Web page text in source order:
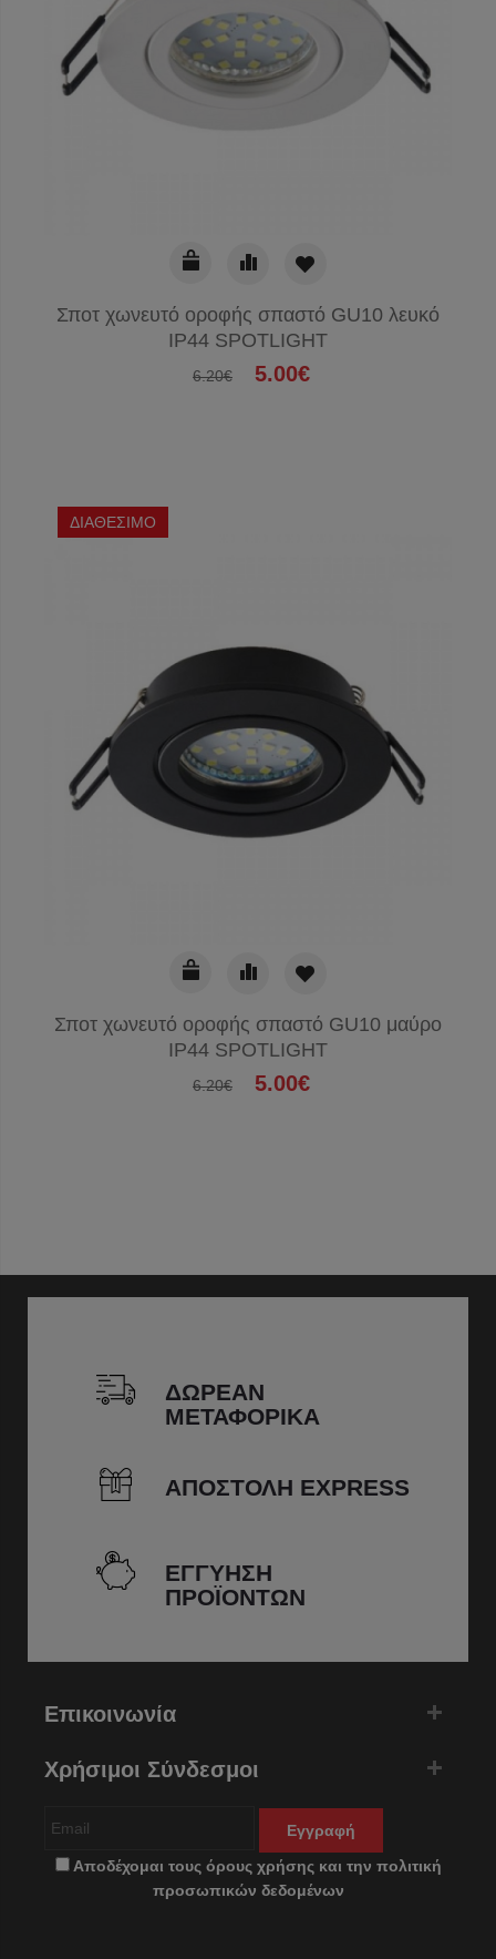
Σποτ χωνευτό οροφής σπαστό GU10 λευκό
IP44 SPOTLIGHT
6.20€ 5.00€
ΔΙΑΘΕΣΙΜΟ
Σποτ χωνευτό οροφής σπαστό GU10 μαύρο
IP44 SPOTLIGHT
6.20€ 5.00€
ΔΩΡΕΑΝ
ΜΕΤΑΦΟΡΙΚΑ
ΑΠΟΣΤΟΛΗ EXPRESS
ΕΓΓΥΗΣΗ
ΠΡΟΪΟΝΤΩΝ
Επικοινωνία
Χρήσιμοι Σύνδεσμοι
Εγγραφή
Αποδέχομαι τους όρους χρήσης και την πολιτική
προσωπικών δεδομένων